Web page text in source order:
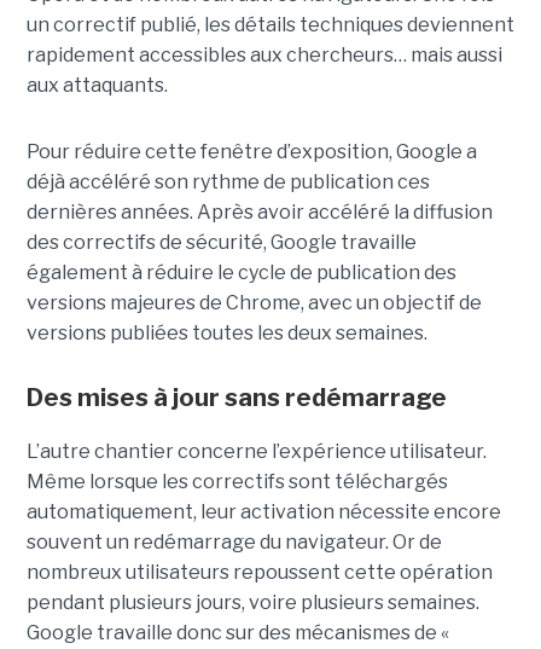
un correctif publié, les détails techniques deviennent
rapidement accessibles aux chercheurs… mais aussi
aux attaquants.
Pour réduire cette fenêtre d’exposition, Google a
déjà accéléré son rythme de publication ces
dernières années. Après avoir accéléré la diffusion
des correctifs de sécurité, Google travaille
également à réduire le cycle de publication des
versions majeures de Chrome, avec un objectif de
versions publiées toutes les deux semaines.
Des mises à jour sans redémarrage
L’autre chantier concerne l’expérience utilisateur.
Même lorsque les correctifs sont téléchargés
automatiquement, leur activation nécessite encore
souvent un redémarrage du navigateur. Or de
nombreux utilisateurs repoussent cette opération
pendant plusieurs jours, voire plusieurs semaines.
Google travaille donc sur des mécanismes de «